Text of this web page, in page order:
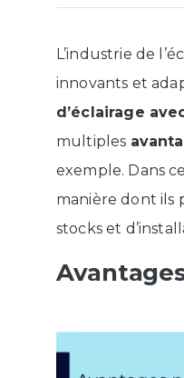
L’industrie de
innovants et
d’éclairage
multiples
exemple. Dans
manière dont ils
stocks et